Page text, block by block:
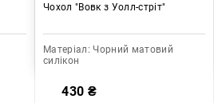
Чохол "Вовк з Уолл-стріт"
Матеріал: Чорний матовий
силікон
430 ₴